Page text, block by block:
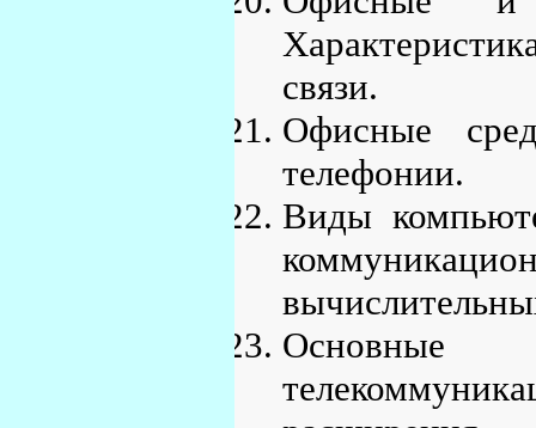
связи.
Офисные
телефонии.
Виды